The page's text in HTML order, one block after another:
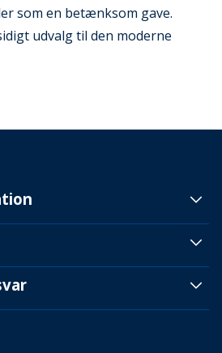
som en betænksom gave.
udvalg til den moderne